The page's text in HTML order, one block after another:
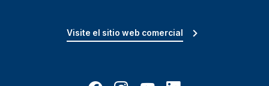
Visite el sitio web comercial